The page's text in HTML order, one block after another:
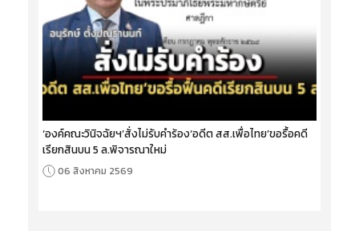
‘องค์คณะวินิจฉัยฯ’สั่งไม่รับคำร้อง‘อดีต สส.เพื่อไทย’ขอรื้อคดี
เรียกสินบน 5 ล.พิจารณาใหม่
06 สิงหาคม 2569